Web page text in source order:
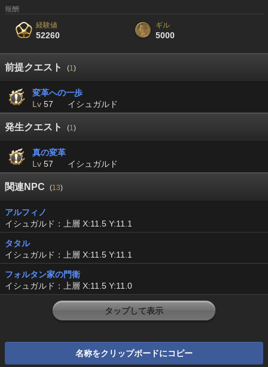
報酬
経験値
52260
ギル
5000
前提クエスト (1)
変革への一歩
Lv 57 イシュガルド
発生クエスト (1)
真の変革
Lv 57 イシュガルド
関連NPC (13)
アルフィノ
イシュガルド：上層 X:11.5 Y:11.1
タタル
イシュガルド：上層 X:11.5 Y:11.1
フォルタン家の門衛
イシュガルド：上層 X:11.5 Y:11.0
タップして表示
名称をクリップボードにコピー